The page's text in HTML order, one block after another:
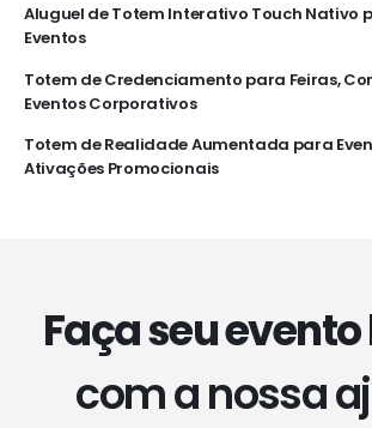
Aluguel de Totem Interativo Touch Nativo
Eventos
Totem de Credenciamento para Feiras,
Eventos Corporativos
Totem de Realidade Aumentada para
Ativações Promocionais
Faça seu evento
com a nossa